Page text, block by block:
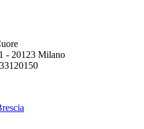
- 20123 Milano